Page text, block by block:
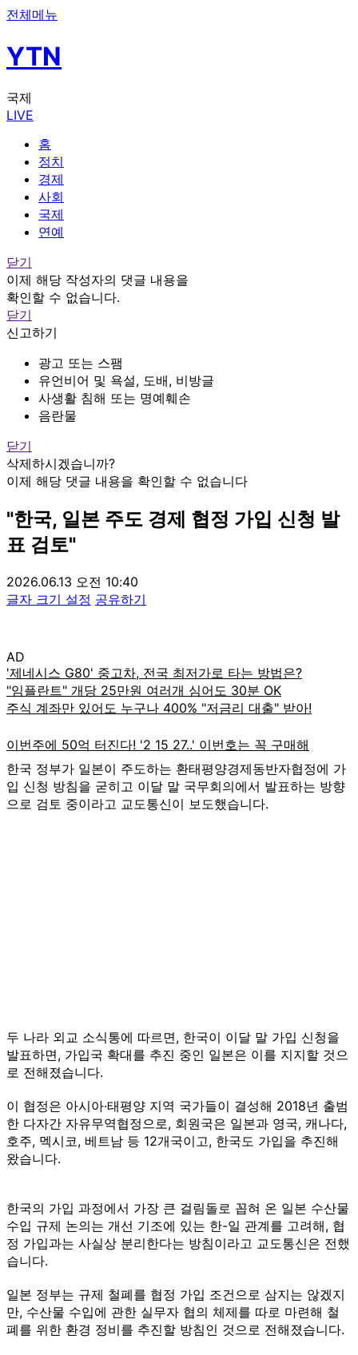
전체메뉴
YTN
국제
LIVE
홈
정치
경제
사회
국제
연예
닫기
이제 해당 작성자의 댓글 내용을
확인할 수 없습니다.
닫기
신고하기
광고 또는 스팸
유언비어 및 욕설, 도배, 비방글
사생활 침해 또는 명예훼손
음란물
닫기
삭제하시겠습니까?
이제 해당 댓글 내용을 확인할 수 없습니다
"한국, 일본 주도 경제 협정 가입 신청 발
표 검토"
2026.06.13 오전 10:40
글자 크기 설정 공유하기
AD
한국 정부가 일본이 주도하는 환태평양경제동반자협정에 가
입 신청 방침을 굳히고 이달 말 국무회의에서 발표하는 방향
으로 검토 중이라고 교도통신이 보도했습니다.
두 나라 외교 소식통에 따르면, 한국이 이달 말 가입 신청을
발표하면, 가입국 확대를 추진 중인 일본은 이를 지지할 것으
로 전해졌습니다.
이 협정은 아시아·태평양 지역 국가들이 결성해 2018년 출범
한 다자간 자유무역협정으로, 회원국은 일본과 영국, 캐나다,
호주, 멕시코, 베트남 등 12개국이고, 한국도 가입을 추진해
왔습니다.
한국의 가입 과정에서 가장 큰 걸림돌로 꼽혀 온 일본 수산물
수입 규제 논의는 개선 기조에 있는 한-일 관계를 고려해, 협
정 가입과는 사실상 분리한다는 방침이라고 교도통신은 전했
습니다.
일본 정부는 규제 철폐를 협정 가입 조건으로 삼지는 않겠지
만, 수산물 수입에 관한 실무자 협의 체제를 따로 마련해 철
폐를 위한 환경 정비를 추진할 방침인 것으로 전해졌습니다.